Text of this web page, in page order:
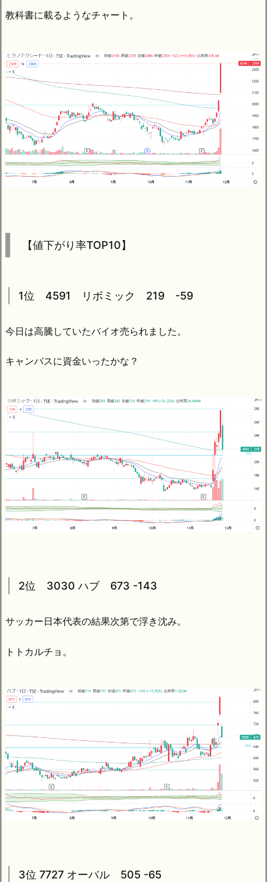
教科書に載るようなチャート。
【値下がり率TOP10】
1位 4591 リボミック 219 -59
今日は高騰していたバイオ売られました。
キャンバスに資金いったかな？
2位 3030 ハブ 673 -143
サッカー日本代表の結果次第で浮き沈み。
トトカルチョ。
3位 7727 オーバル 505 -65